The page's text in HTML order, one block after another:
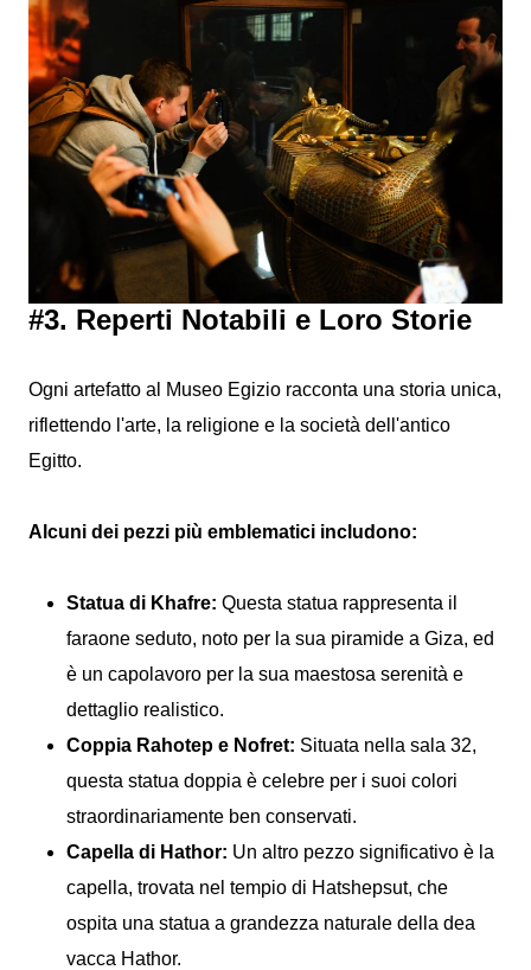
#3. Reperti Notabili e Loro Storie
Ogni artefatto al Museo Egizio racconta una storia unica,
riflettendo l'arte, la religione e la società dell'antico
Egitto.
Alcuni dei pezzi più emblematici includono:
Statua di Khafre: Questa statua rappresenta il
faraone seduto, noto per la sua piramide a Giza, ed
è un capolavoro per la sua maestosa serenità e
dettaglio realistico.
Coppia Rahotep e Nofret: Situata nella sala 32,
questa statua doppia è celebre per i suoi colori
straordinariamente ben conservati.
Capella di Hathor: Un altro pezzo significativo è la
capella, trovata nel tempio di Hatshepsut, che
ospita una statua a grandezza naturale della dea
vacca Hathor.